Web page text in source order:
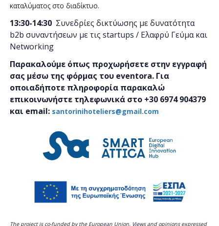
καταλύματος στο διαδίκτυο.
13:30-14:30 Συνεδρίες δικτύωσης με δυνατότητα
b2b συναντήσεων με τις startups / Ελαφρύ Γεύμα και
Networking
Παρακαλούμε όπως προχωρήσετε στην εγγραφή
σας μέσω της φόρμας του eventora. Για
οποιαδήποτε πληροφορία παρακαλώ
επικοινωνήστε τηλεφωνικά στο +30 6974 904379
και email: santorinihoteliers@gmail.com
The project is co-funded by the European Union. Views and opinions expressed